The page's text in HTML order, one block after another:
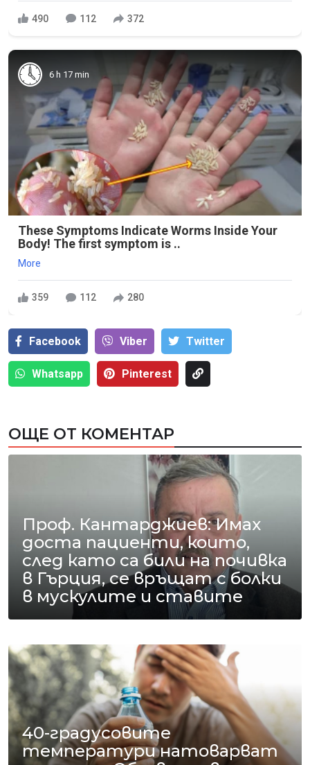
490 112 372
6 h 17 min
These Symptoms Indicate Worms Inside Your
Body! The first symptom is ..
More
359 112 280
Facebook Viber Тwitter
Whatsapp Pinterest
ОЩЕ ОТ КОМЕНТАР
Проф. Кантарджиев: Имах
доста пациенти, които,
след като са били на почивка
в Гърция, се връщат с болки
в мускулите и ставите
40-градусовите
температури натоварват